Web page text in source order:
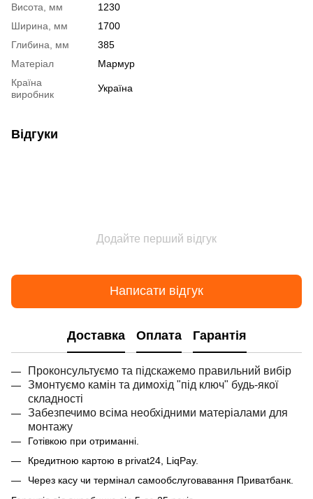
Висота, мм
1230
Ширина, мм
1700
Глибина, мм
385
Матеріал
Мармур
Країна
виробник
Україна
Відгуки
Додайте перший відгук
Написати відгук
Доставка Оплата Гарантія
Проконсультуємо та підскажемо правильний вибір
Змонтуємо камін та димохід "під ключ" будь-якої
складності
Забезпечимо всіма необхідними матеріалами для
монтажу
Готівкою при отриманні.
Кредитною картою в privat24, LiqPay.
Через касу чи термінал самообслуговавання Приватбанк.